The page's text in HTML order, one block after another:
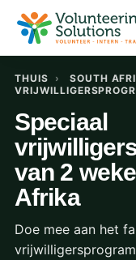
THUIS › SOUTH
Speciaal
van 2
Afrika
Doe mee aan het